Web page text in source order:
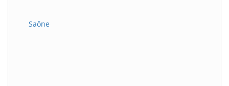
Saône